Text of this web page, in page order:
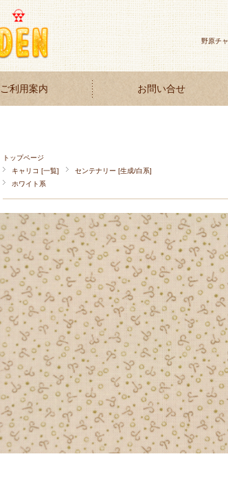
野原チ
ご利用案内 お問い合せ
トップページ
キャリコ [一覧]
センテナリー [生成/白系]
ホワイト系